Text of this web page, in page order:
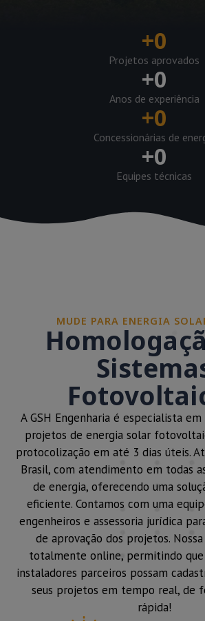
+0
Projetos aprovados
+0
Anos de experiência
+0
Concessionárias de
+0
Equipes técnicas
MUDE PARA ENERGIA
A GSH Engenharia é especialista
projetos de energia solar
protocolização em até 3 dias úteis.
Brasil, com atendimento em todas
de energia, oferecendo uma
eficiente. Contamos com uma
engenheiros e assessoria jurídica
de aprovação dos projetos.
totalmente online, permitindo
instaladores parceiros possam
seus projetos em tempo real, de
rápida!